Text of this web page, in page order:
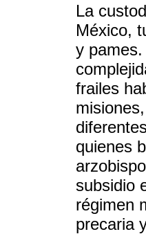
La
México,
y
frailes
quienes
subsidio
régimen
precaria